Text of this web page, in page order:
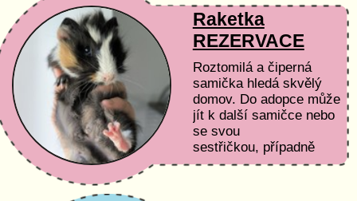
Raketka
REZERVACE
Roztomilá a čiperná
samička hledá skvělý
domov. Do adopce může
jít k další samičce nebo
se svou
sestřičkou, případně
kastrovanému